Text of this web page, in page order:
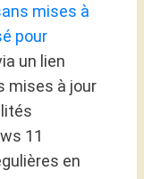
mises à
pour
un lien
mises à jour
11
en